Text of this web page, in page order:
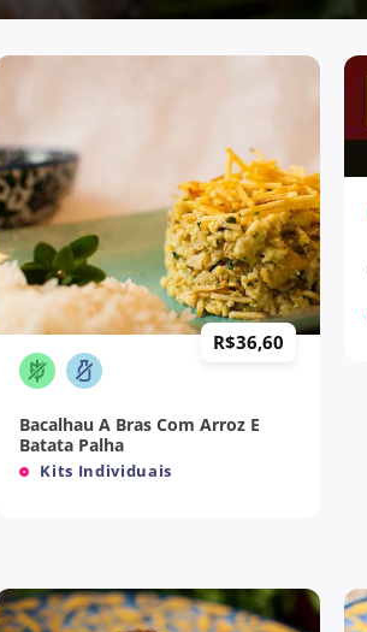
Kits Individuais
Bacalhau A Bras Com Arroz E
Batata Palha
R$36,60